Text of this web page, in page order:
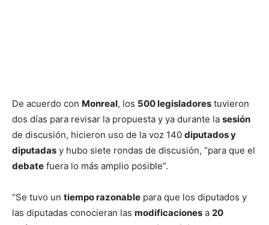
De acuerdo con Monreal, los 500 legisladores tuvieron
dos días para revisar la propuesta y ya durante la sesión
de discusión, hicieron uso de la voz 140 diputados y
diputadas y hubo siete rondas de discusión, “para que el
debate fuera lo más amplio posible”.
“Se tuvo un tiempo razonable para que los diputados y
las diputadas conocieran las modificaciones a 20